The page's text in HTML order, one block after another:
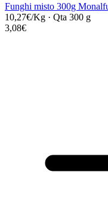
Funghi misto 300g
10,27€/Kg · Qta 300 g
3,08€